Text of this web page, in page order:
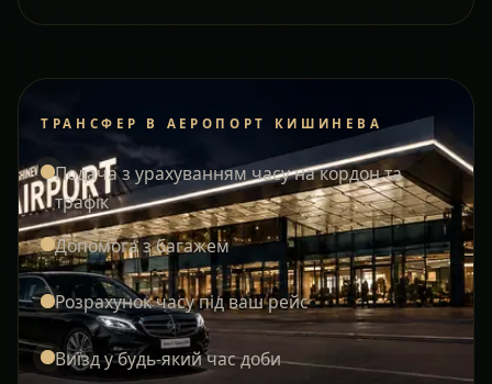
ТРАНСФЕР В АЕРОПОРТ КИШИНЕВА
Подача з урахуванням часу на кордон та
трафік
Допомога з багажем
Розрахунок часу під ваш рейс
Виїзд у будь-який час доби